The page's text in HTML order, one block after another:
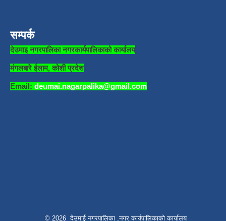
सम्पर्क
देउमाइ नगरपालिका नगरकार्यपालिकाको कार्यालय
मंगलबारे ईलाम, कोशी प्रदेश
Email: deumai.nagarpalika@gmail.com
© 2026 देउमाई नगरपालिका ,नगर कार्यपालिकाको कार्यालय